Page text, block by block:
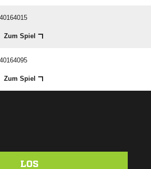
Zum Spiel
Zum Spiel
LOS